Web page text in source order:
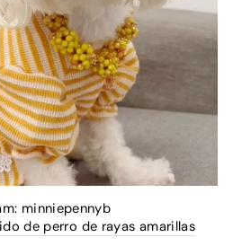
minniepennyb
de perro de rayas amarillas